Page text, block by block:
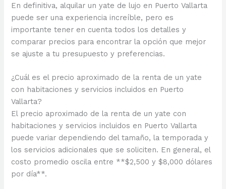
En definitiva, alquilar un yate de lujo en Puerto Vallarta
puede ser una experiencia increíble, pero es
importante tener en cuenta todos los detalles y
comparar precios para encontrar la opción que mejor
se ajuste a tu presupuesto y preferencias.
¿Cuál es el precio aproximado de la renta de un yate
con habitaciones y servicios incluidos en Puerto
Vallarta?
El precio aproximado de la renta de un yate con
habitaciones y servicios incluidos en Puerto Vallarta
puede variar dependiendo del tamaño, la temporada y
los servicios adicionales que se soliciten. En general, el
costo promedio oscila entre **$2,500 y $8,000 dólares
por día**.